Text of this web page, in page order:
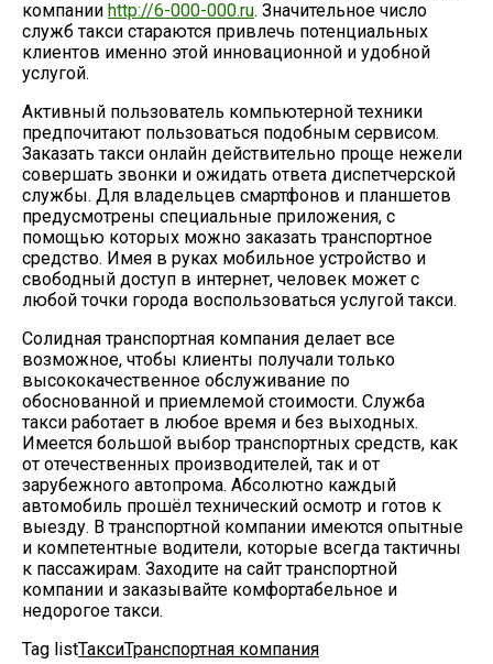
компании http://6-000-000.ru. Значительное число
служб такси стараются привлечь потенциальных
клиентов именно этой инновационной и удобной
услугой.
Активный пользователь компьютерной техники
предпочитают пользоваться подобным сервисом.
Заказать такси онлайн действительно проще нежели
совершать звонки и ожидать ответа диспетчерской
службы. Для владельцев смартфонов и планшетов
предусмотрены специальные приложения, с
помощью которых можно заказать транспортное
средство. Имея в руках мобильное устройство и
свободный доступ в интернет, человек может с
любой точки города воспользоваться услугой такси.
Солидная транспортная компания делает все
возможное, чтобы клиенты получали только
высококачественное обслуживание по
обоснованной и приемлемой стоимости. Служба
такси работает в любое время и без выходных.
Имеется большой выбор транспортных средств, как
от отечественных производителей, так и от
зарубежного автопрома. Абсолютно каждый
автомобиль прошёл технический осмотр и готов к
выезду. В транспортной компании имеются опытные
и компетентные водители, которые всегда тактичны
к пассажирам. Заходите на сайт транспортной
компании и заказывайте комфортабельное и
недорогое такси.
Tag listТаксиТранспортная компания